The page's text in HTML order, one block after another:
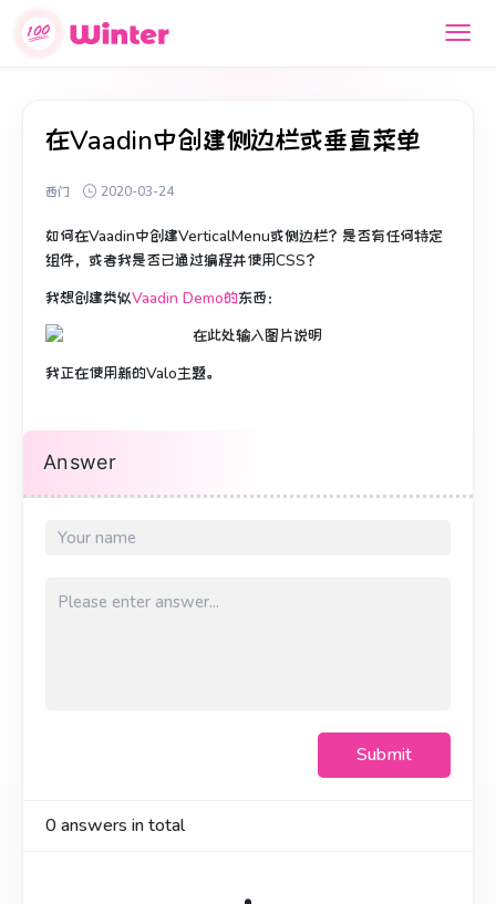
在Vaadin中创建侧边栏或垂直菜单
西门 2020-03-24
如何在Vaadin中创建VerticalMenu或侧边栏？ 是否有任何特定
组件，或者我是否已通过编程并使用CSS？
我想创建类似Vaadin Demo的东西：
我正在使用新的Valo主题。
Answer
Submit
0answers in total